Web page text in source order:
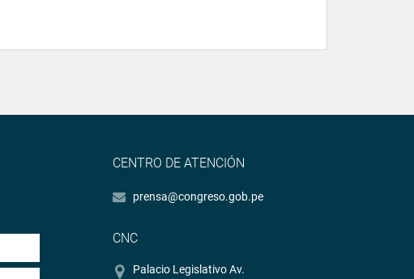
CENTRO DE ATENCIÓN
prensa@congreso.gob.pe
CNC
Palacio Legislativo Av.